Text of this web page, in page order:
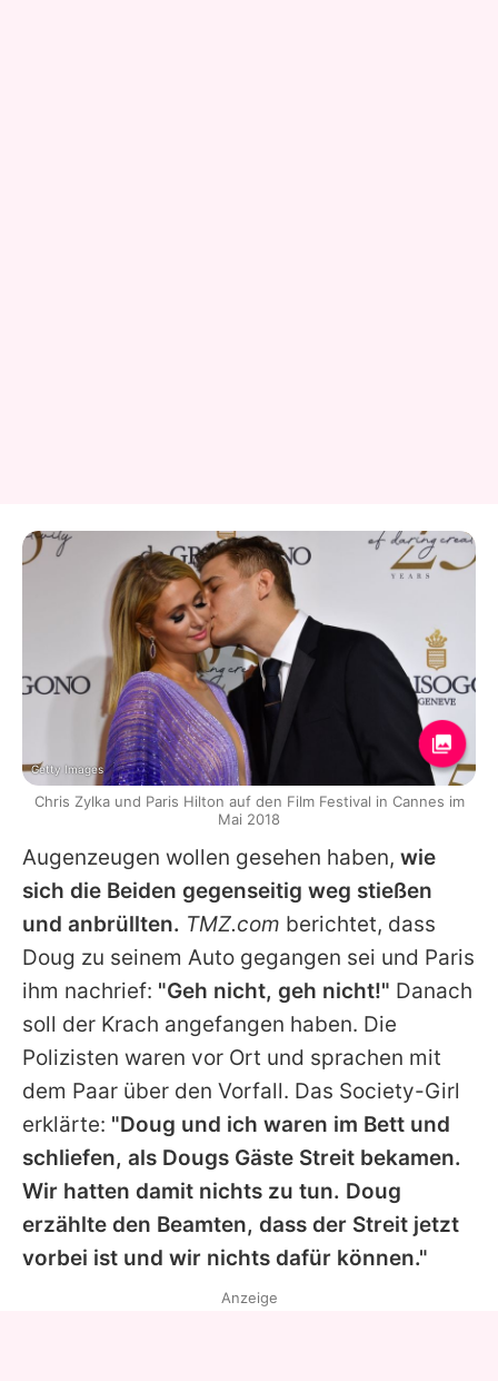
Augenzeugen wollen gesehen haben, wie
sich die Beiden gegenseitig weg stießen
und anbrüllten. TMZ.com berichtet, dass
Doug zu seinem Auto gegangen sei und Paris
ihm nachrief: "Geh nicht, geh nicht!" Danach
soll der Krach angefangen haben. Die
Polizisten waren vor Ort und sprachen mit
dem Paar über den Vorfall. Das Society-Girl
erklärte: "Doug und ich waren im Bett und
schliefen, als Dougs Gäste Streit bekamen.
Wir hatten damit nichts zu tun. Doug
erzählte den Beamten, dass der Streit jetzt
vorbei ist und wir nichts dafür können."
Getty Images
Chris Zylka und Paris Hilton auf den Film Festival in Cannes im
Mai 2018
Anzeige